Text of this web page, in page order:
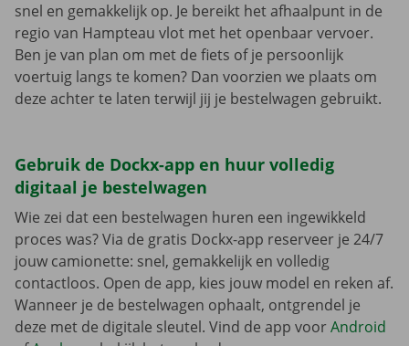
snel en gemakkelijk op. Je bereikt het afhaalpunt in de
regio van Hampteau vlot met het openbaar vervoer.
Ben je van plan om met de fiets of je persoonlijk
voertuig langs te komen? Dan voorzien we plaats om
deze achter te laten terwijl jij je bestelwagen gebruikt.
Gebruik de Dockx-app en huur volledig
digitaal je bestelwagen
Wie zei dat een bestelwagen huren een ingewikkeld
proces was? Via de gratis Dockx-app reserveer je 24/7
jouw camionette: snel, gemakkelijk en volledig
contactloos. Open de app, kies jouw model en reken af.
Wanneer je de bestelwagen ophaalt, ontgrendel je
deze met de digitale sleutel. Vind de app voorAndroid